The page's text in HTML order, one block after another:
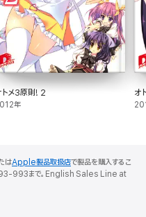
トメ3原則! 2
年
オ
はApple製品取扱店で製品を購入するこ
993-993まで。English Sales Line at